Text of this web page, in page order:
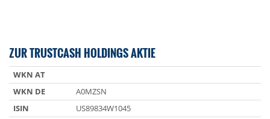
ZUR TRUSTCASH HOLDINGS AKTIE
WKN AT
WKN DE
A0MZSN
ISIN
US89834W1045